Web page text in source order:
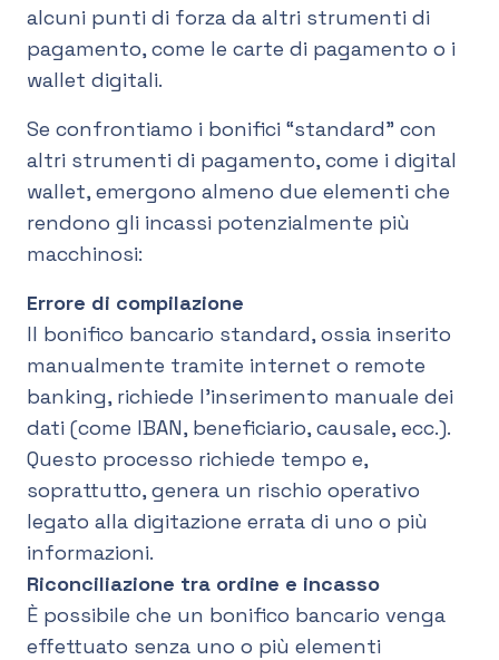
alcuni punti di forza da altri strumenti di
pagamento, come le carte di pagamento o i
wallet digitali.
Se confrontiamo i bonifici “standard” con
altri strumenti di pagamento, come i digital
wallet, emergono almeno due elementi che
rendono gli incassi potenzialmente più
macchinosi:
Errore di compilazione
Il bonifico bancario standard, ossia inserito
manualmente tramite internet o remote
banking, richiede l’inserimento manuale dei
dati (come IBAN, beneficiario, causale, ecc.).
Questo processo richiede tempo e,
soprattutto, genera un rischio operativo
legato alla digitazione errata di uno o più
informazioni.
Riconciliazione tra ordine e incasso
È possibile che un bonifico bancario venga
effettuato senza uno o più elementi